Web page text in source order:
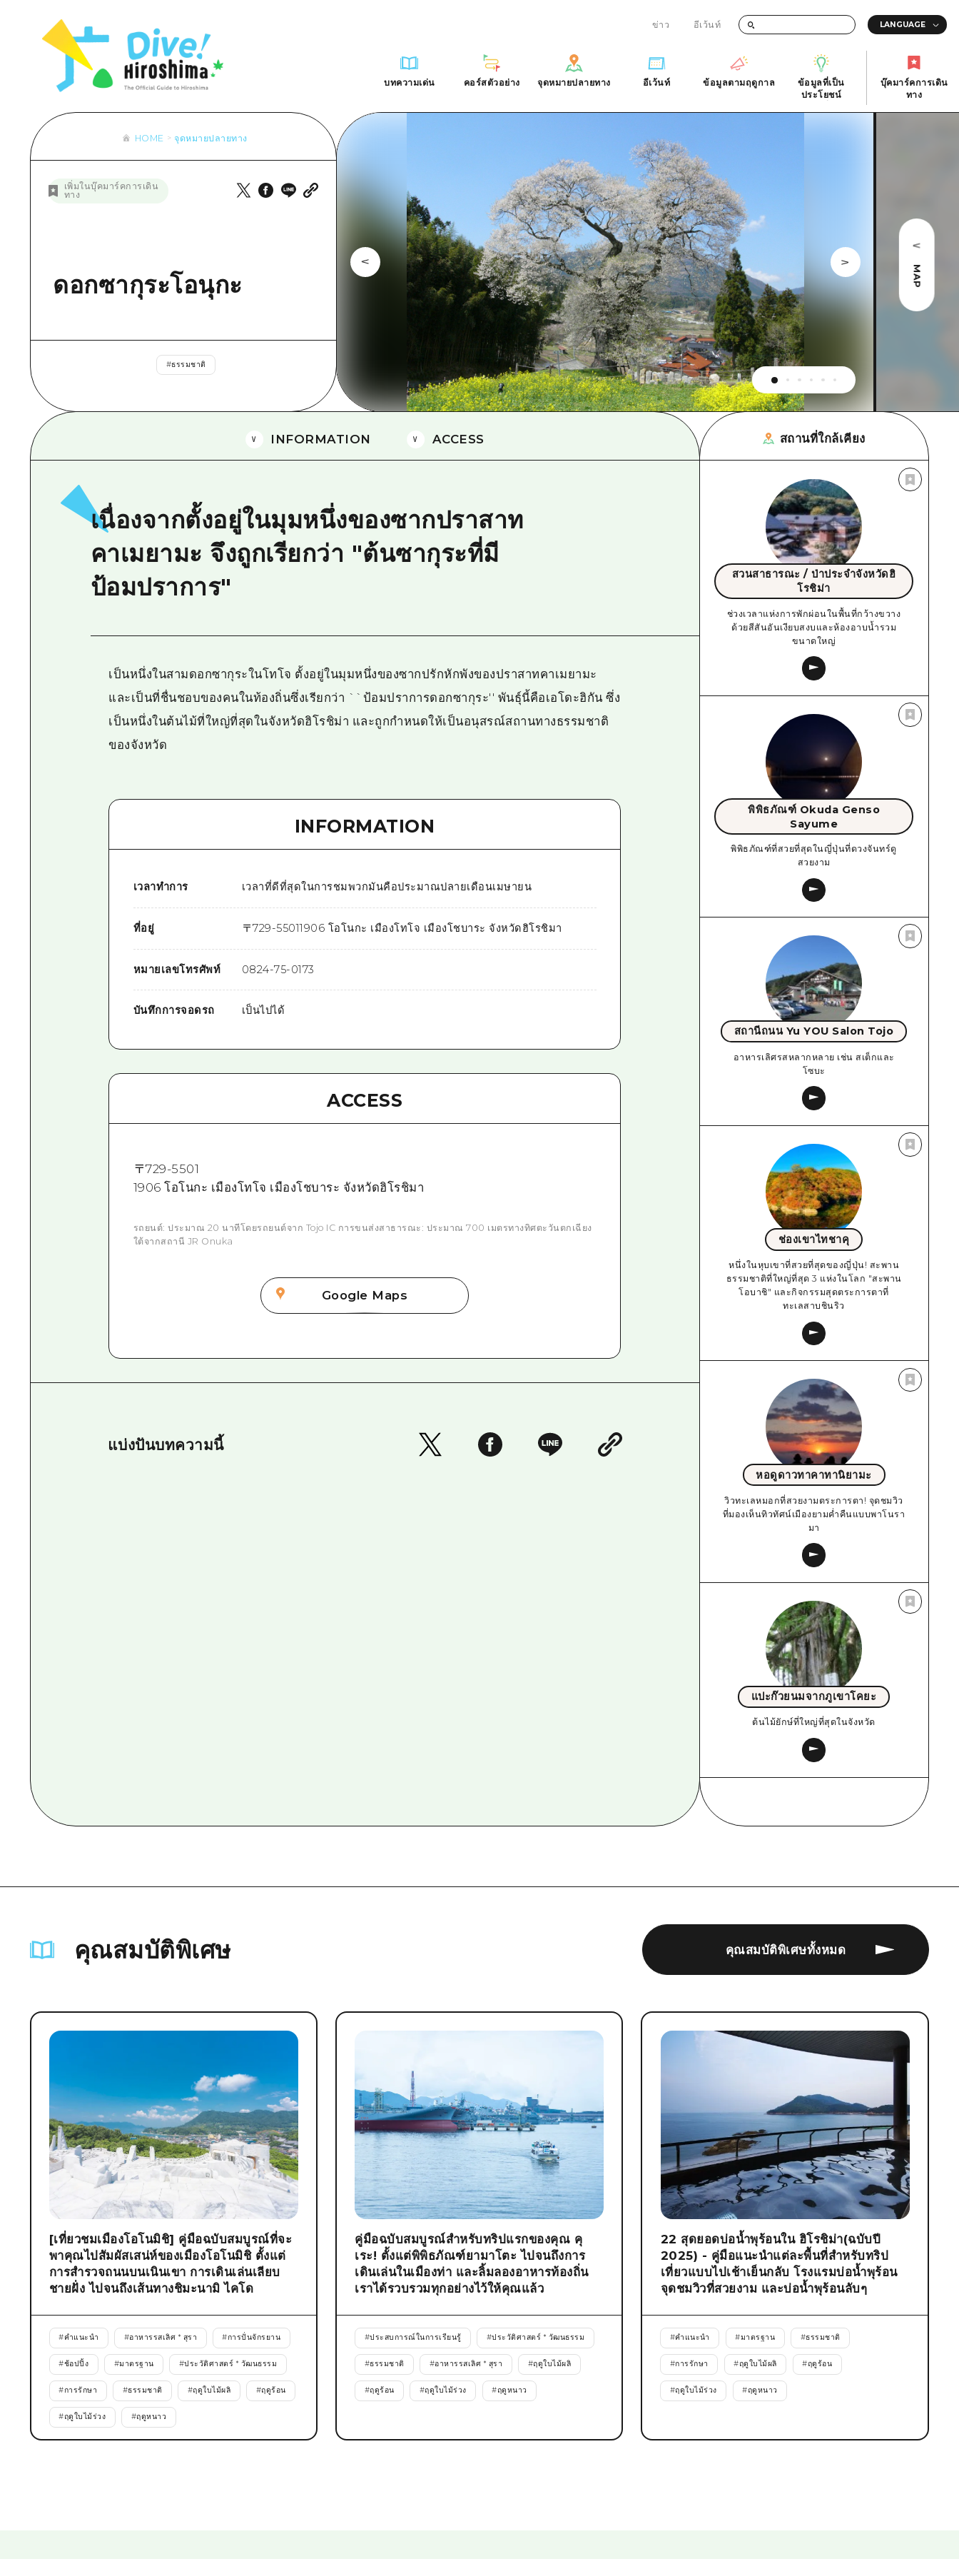
ข่าว อีเว้นท์
บทความเด่น
รายการ
คำแนะนำ
สถานบันเทิงยามค่ำคืน
มรดกโลก
ประสบการณ์ / ในการเรียนรู้
มาตรฐาน
ประวัติศาสตร์ / วัฒนธรรม
การรักษา
ธรรมชาติ
คอร์สตัวอย่าง
ฮิโรชิม่า โมชิ โมชิ ทราเวล
บริเวณรอบเมืองฮิโรชิม่า
อากิ
บิงโก
บิโฮค
เกโฮค
บริเวณรอบๆ มิยาจิมะ
ยามากุจิตะวันออก
จุดหมายปลายทาง
รายการ
บริเวณรอบเมืองฮิโรชิม่า
อากิ
บิงโก
บิโฮคุ
เกโฮคุ
บริเวณรอบๆ มิยาจิมะ
ยามากุจิตะวันออก
จังหวัดเอฮิเมะ
ชิมาเนะ
อีเว้นท์
ข้อมูลตามฤดูกาล
ข้อมูลที่เป็น
ประโยชน์
สรุปการจราจรรอง
ความแออัดของสิ่งอำนวยความสะดวก
ตั๋วเที่ยวคุ้มค่าตั๋วเที่ยวคุ้มค่า
บริการรับฝากและจัดส่งสัมภาระ
ฮิโรชิมะโอโมะเตะนะชิ
ฮิโรชิม่า ฟรี Wi-Fi
TRAVELPAL International
ไกด์อาสาสมัครไ
วิดีโอฮิโรชิม่า
ข้อมูลการขนส่งระหว่างเกิดภัยพิบัติ
บุ๊คมาร์คการเดิน
ทาง
รายการ
อาหารรสเลิศ / สุรา
การปั่นจักรยาน
ช้อปปิ้ง
กีฬา ประวัติศาสตร์ / วัฒนธรรม
ธรรมชาติ
รายการ
คู่มือ Dive! Hiroshima
ฮิโรชิม่า โมชิ โมชิ ทราเวล
เกโฮค
บริเวณรอบๆ มิยาจิมะ
บริเวณรอบเมืองฮิโรชิม่า
บิโฮคุ
ยามากุจิตะวันออก
ชิมาเนะ
รายการ
เข้าถึงเข้าถึง
สรุปการจราจรรอง
ความแออัดของสิ่งอำนวยความสะดวก
ตั๋วเที่ยวคุ้มค่าตั๋วเที่ยวคุ้มค่า
บริการรับฝากและจัดส่งสัมภาระ
ฮิโรชิม่า ฟรี Wi-Fi
ไกด์อาสาสมัครไ
วิดีโอฮิโรชิม่า
ดาวน์โหลดรูปภาพ
ข้อมูลการขนส่งระหว่างเกิดภัยพิบัติ
HOME จุดหมายปลายทาง
เพิ่มในบุ๊คมาร์คการเดิน
ทาง
ดอกซากุระโอนุกะ
#ธรรมชาติ
MAP
INFORMATION ACCESS
เนื่องจากตั้งอยู่ในมุมหนึ่งของซากปราสาท
คาเมยามะ จึงถูกเรียกว่า "ต้นซากุระที่มี
ป้อมปราการ"
เป็นหนึ่งในสามดอกซากุระในโทโจ ตั้งอยู่ในมุมหนึ่งของซากปรักหักพังของปราสาทคาเมยามะ
และเป็นที่ชื่นชอบของคนในท้องถิ่นซึ่งเรียกว่า ``ป้อมปราการดอกซากุระ'' พันธุ์นี้คือเอโดะฮิกัน ซึ่ง
เป็นหนึ่งในต้นไม้ที่ใหญ่ที่สุดในจังหวัดฮิโรชิม่า และถูกกำหนดให้เป็นอนุสรณ์สถานทางธรรมชาติ
ของจังหวัด
INFORMATION
เวลาทำการ เวลาที่ดีที่สุดในการชมพวกมันคือประมาณปลายเดือนเมษายน
ที่อยู่ 〒729-55011906 โอโนกะ เมืองโทโจ เมืองโชบาระ จังหวัดฮิโรชิมา
หมายเลขโทรศัพท์ 0824-75-0173
บันทึกการจอดรถ เป็นไปได้
ACCESS
〒729-5501
1906 โอโนกะ เมืองโทโจ เมืองโชบาระ จังหวัดฮิโรชิมา
รถยนต์: ประมาณ 20 นาทีโดยรถยนต์จาก Tojo IC การขนส่งสาธารณะ: ประมาณ 700 เมตรทางทิศตะวันตกเฉียง
ใต้จากสถานี JR Onuka
Google Maps
แบ่งปันบทความนี้
สถานที่ใกล้เคียง
สวนสาธารณะ / ป่าประจำจังหวัดฮิ
โรชิม่า
ช่วงเวลาแห่งการพักผ่อนในพื้นที่กว้างขวาง
ด้วยสีสันอันเงียบสงบและห้องอาบน้ำรวม
ขนาดใหญ่
พิพิธภัณฑ์ Okuda Genso
Sayume
พิพิธภัณฑ์ที่สวยที่สุดในญี่ปุ่นที่ดวงจันทร์ดู
สวยงาม
สถานีถนน Yu YOU Salon Tojo
อาหารเลิศรสหลากหลาย เช่น สเต็กและ
โซบะ
ช่องเขาไทชาคุ
หนึ่งในหุบเขาที่สวยที่สุดของญี่ปุ่น! สะพาน
ธรรมชาติที่ใหญ่ที่สุด 3 แห่งในโลก "สะพาน
โอบาชิ" และกิจกรรมสุดตระการตาที่
ทะเลสาบชินริว
หอดูดาวทาคาทานิยามะ
วิวทะเลหมอกที่สวยงามตระการตา! จุดชมวิว
ที่มองเห็นทิวทัศน์เมืองยามค่ำคืนแบบพาโนรา
มา
แปะก๊วยนมจากภูเขาโคยะ
ต้นไม้ยักษ์ที่ใหญ่ที่สุดในจังหวัด
คุณสมบัติพิเศษ คุณสมบัติพิเศษทั้งหมด
[เที่ยวชมเมืองโอโนมิชิ] คู่มือฉบับสมบูรณ์ที่จะ
พาคุณไปสัมผัสเสน่ห์ของเมืองโอโนมิชิ ตั้งแต่
การสำรวจถนนบนเนินเขา การเดินเล่นเลียบ
ชายฝั่ง ไปจนถึงเส้นทางชิมะนามิ ไคโด
#คำแนะนำ #อาหารรสเลิศ * สุรา #การปั่นจักรยาน
#ช้อปปิ้ง #มาตรฐาน #ประวัติศาสตร์ * วัฒนธรรม
#การรักษา #ธรรมชาติ #ฤดูใบไม้ผลิ #ฤดูร้อน
#ฤดูใบไม้ร่วง #ฤดูหนาว
คู่มือฉบับสมบูรณ์สำหรับทริปแรกของคุณ คุ
เระ! ตั้งแต่พิพิธภัณฑ์ยามาโตะ ไปจนถึงการ
เดินเล่นในเมืองท่า และลิ้มลองอาหารท้องถิ่น
เราได้รวบรวมทุกอย่างไว้ให้คุณแล้ว
#ประสบการณ์ในการเรียนรู้ #ประวัติศาสตร์ * วัฒนธรรม
#ธรรมชาติ #อาหารรสเลิศ * สุรา #ฤดูใบไม้ผลิ
#ฤดูร้อน #ฤดูใบไม้ร่วง #ฤดูหนาว
22 สุดยอดบ่อน้ำพุร้อนใน ฮิโรชิม่า(ฉบับปี
2025) - คู่มือแนะนำแต่ละพื้นที่สำหรับทริป
เที่ยวแบบไปเช้าเย็นกลับ โรงแรมบ่อน้ำพุร้อน
จุดชมวิวที่สวยงาม และบ่อน้ำพุร้อนลับๆ
#คำแนะนำ #มาตรฐาน #ธรรมชาติ
#การรักษา #ฤดูใบไม้ผลิ #ฤดูร้อน
#ฤดูใบไม้ร่วง #ฤดูหนาว